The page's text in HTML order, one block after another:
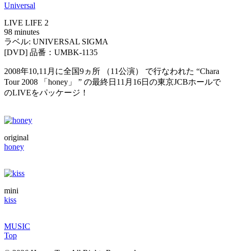
Universal
LIVE LIFE 2
98 minutes
ラベル: UNIVERSAL SIGMA
[DVD] 品番：UMBK-1135
2008年10,11月に全国9ヵ所 （11公演） で行なわれた “Chara
Tour 2008 「honey」 ” の最終日11月16日の東京JCBホールで
のLIVEをパッケージ！
original
honey
mini
kiss
MUSIC
Top